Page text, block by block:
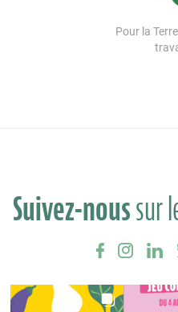
Pour la
Suivez-noussur